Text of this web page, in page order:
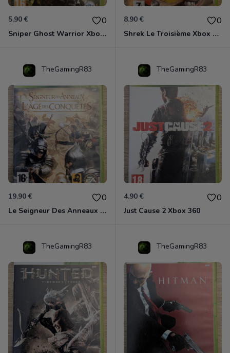
5.90 € 0
Sniper Ghost Warrior Xbox 360
8.90 € 0
Shrek Le Troisième Xbox 360
TheGamingR83
19.90 € 0
Le Seigneur Des Anneaux - L'âge Des Conquêtes Xbox 360
TheGamingR83
4.90 € 0
Just Cause 2 Xbox 360
TheGamingR83 TheGamingR83